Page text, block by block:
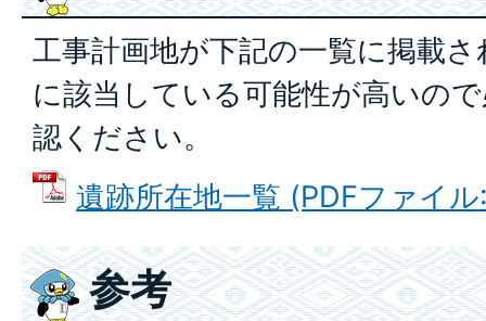
工事計画地が下記の一覧に掲載
に該当している可能性が高いの
認ください。
遺跡所在地一覧 (PDFファイ
参考